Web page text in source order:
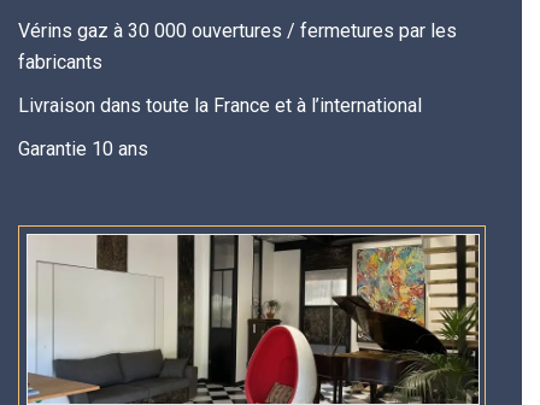
Vérins gaz à 30 000 ouvertures / fermetures par les
fabricants
Livraison dans toute la France et à l’international
Garantie 10 ans